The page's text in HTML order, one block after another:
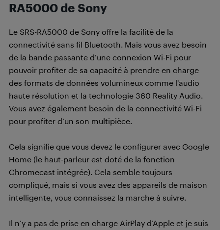
RA5000 de Sony
Le SRS-RA5000 de Sony offre la facilité de la
connectivité sans fil Bluetooth. Mais vous avez besoin
de la bande passante d’une connexion Wi-Fi pour
pouvoir profiter de sa capacité à prendre en charge
des formats de données volumineux comme l’audio
haute résolution et la technologie 360 Reality Audio.
Vous avez également besoin de la connectivité Wi-Fi
pour profiter d’un son multipièce.
Cela signifie que vous devez le configurer avec Google
Home (le haut-parleur est doté de la fonction
Chromecast intégrée). Cela semble toujours
compliqué, mais si vous avez des appareils de maison
intelligente, vous connaissez la marche à suivre.
Il n’y a pas de prise en charge AirPlay d’Apple et je suis